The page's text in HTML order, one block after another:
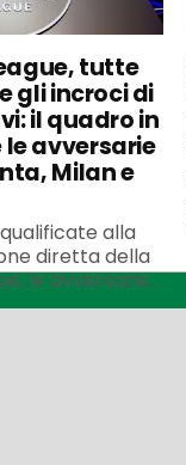
tutte
gli incroci di
il quadro in
avversarie
Milan e
alla
diretta della
le avversarie...